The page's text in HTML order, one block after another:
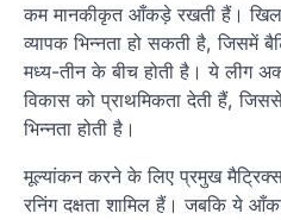
कम मानकीकृत आँकड़े रखती हैं।
व्यापक भिन्नता हो सकती है, जिसमें
मध्य-तीन के बीच होती है। ये लीग
विकास को प्राथमिकता देती हैं,
भिन्नता होती है।
मूल्यांकन करने के लिए प्रमुख
रनिंग दक्षता शामिल हैं। जबकि ये